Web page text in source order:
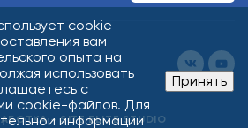
-SITE ELITE STUDIO
cookie-
вам
опыта на
использовать
с
cookie-файлов. Для
информации
Принять